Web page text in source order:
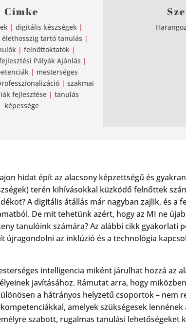
Címke
| digitális készségek |
élethosszig tartó tanulás |
| felnőttoktatók|
Pályák Ajánlás |
| mesterséges
| szakmai
fejlesztése | tanulás
képessége
hidat épít az alacsony képzettségű és
terén kihívásokkal küzködő felnőttek
A digitális átállás már nagyban zajlik, és a
De mit tehetünk azért, hogy az MI ne
tanulóink számára? Az alábbi cikk gyakorlati
újragondolni az inklúzió és a technológia
intelligencia miként járulhat hozzá az
javításához. Rámutat arra, hogy
a hátrányos helyzetű csoportok – nem
amelyek szükségesek
szabott, rugalmas tanulási lehetőségeket